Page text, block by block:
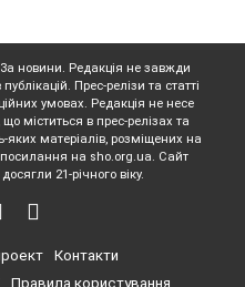
новини. Редакція не завжди
Прес-релізи та статті
умовах. Редакція не несе
міститься в прес-релізах та
яких матеріалів, розміщених на
посилання на sho.org.ua. Сайт
21-річного віку.
Контакти
Правила користування